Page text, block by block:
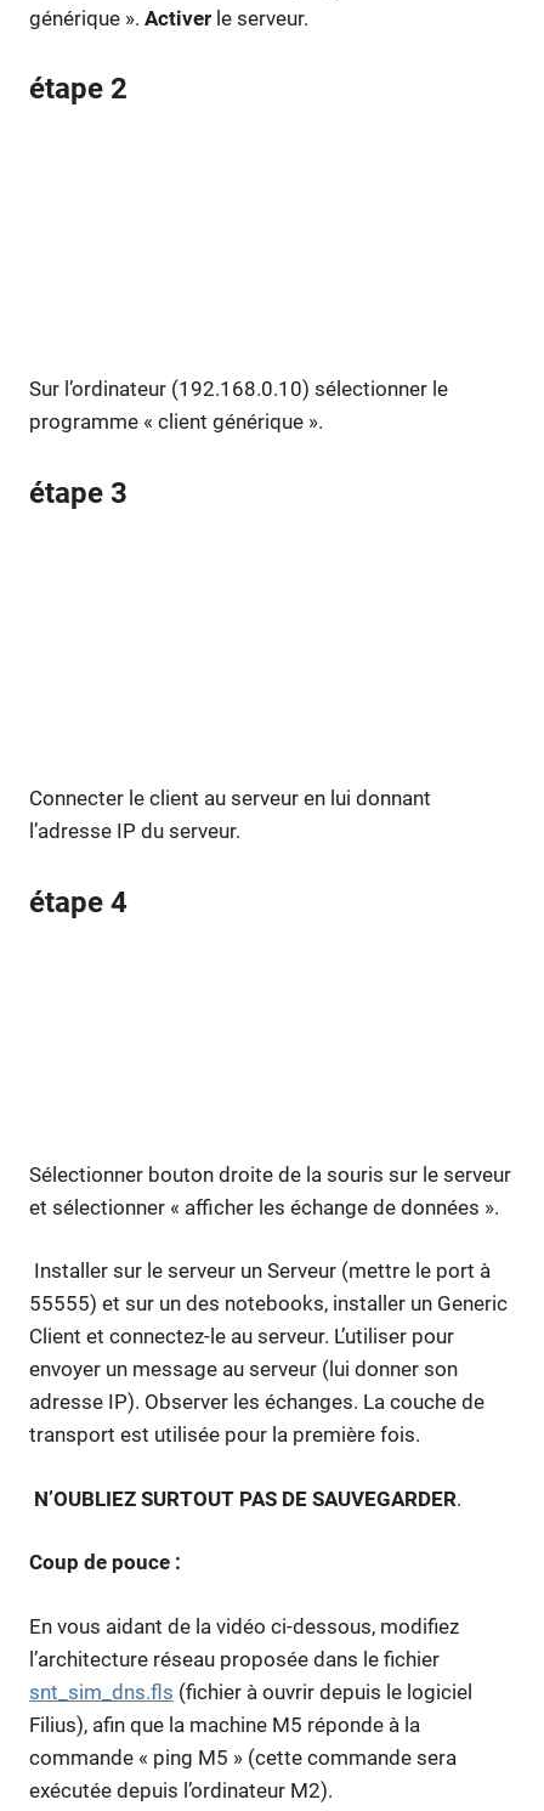
générique ». Activer le serveur.
étape 2
Sur l’ordinateur (192.168.0.10) sélectionner le
programme « client générique ».
étape 3
Connecter le client au serveur en lui donnant
l’adresse IP du serveur.
étape 4
Sélectionner bouton droite de la souris sur le serveur
et sélectionner « afficher les échange de données ».
Installer sur le serveur un Serveur (mettre le port à
55555) et sur un des notebooks, installer un Generic
Client et connectez-le au serveur. L’utiliser pour
envoyer un message au serveur (lui donner son
adresse IP). Observer les échanges. La couche de
transport est utilisée pour la première fois.
N’OUBLIEZ SURTOUT PAS DE SAUVEGARDER.
Coup de pouce :
En vous aidant de la vidéo ci-dessous, modifiez
l’architecture réseau proposée dans le fichier
snt_sim_dns.fls (fichier à ouvrir depuis le logiciel
Filius), afin que la machine M5 réponde à la
commande « ping M5 » (cette commande sera
exécutée depuis l’ordinateur M2).